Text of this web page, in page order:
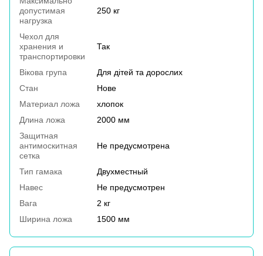
допустимая
нагрузка
250 кг
Чехол для
хранения и
транспортировки
Так
Вікова група
Для дітей та дорослих
Стан
Нове
Материал ложа
хлопок
Длина ложа
2000 мм
Защитная
антимоскитная
сетка
Не предусмотрена
Тип гамака
Двухместный
Навес
Не предусмотрен
Вага
2 кг
Ширина ложа
1500 мм